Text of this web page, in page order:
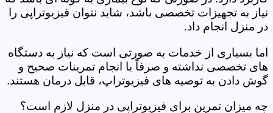
نیاز به تجهیزات تخصصی باشد، شاید نتوان فیزیوتراپی را
در منزل انجام داد.
اما بسیاری از خدمات به صورتی است که نیاز به دستگاه
های تخصصی نداشته و صرفاً با انجام تمرینات صحیح و
گوش دادن به توصیه های فیزیوتراپ، قابل درمان هستند.
چه میزان تمرین برای فیزیوتراپی در منزل لازم است؟